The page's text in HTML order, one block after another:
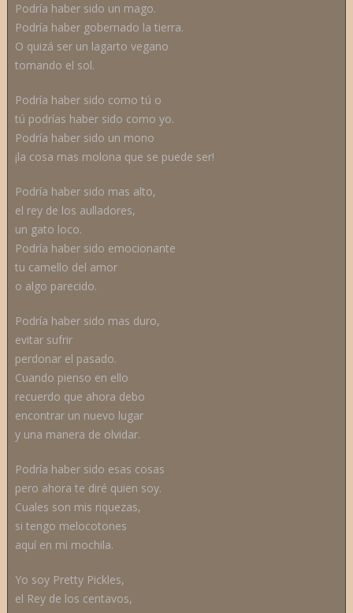
Podría haber sido un mago.
Podría haber gobernado la tierra.
O quizá ser un lagarto vegano
tomando el sol.
Podría haber sido como tú o
tú podrías haber sido como yo.
Podría haber sido un mono
¡la cosa mas molona que se puede ser!
Podría haber sido mas alto,
el rey de los aulladores,
un gato loco.
Podría haber sido emocionante
tu camello del amor
o algo parecido.
Podría haber sido mas duro,
evitar sufrir
perdonar el pasado.
Cuando pienso en ello
recuerdo que ahora debo
encontrar un nuevo lugar
y una manera de olvidar.
Podría haber sido esas cosas
pero ahora te diré quien soy.
Cuales son mis riquezas,
si tengo melocotones
aquí en mi mochila.
Yo soy Pretty Pickles,
el Rey de los centavos,